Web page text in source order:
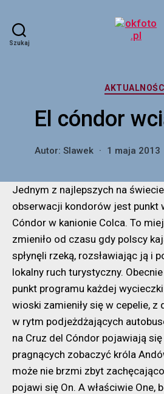
Szukaj
AKTUALNOŚCI
El cóndor
Autor: Slawek 1 maja 2013
Jednym z najlepszych na
obserwacji kondorów jest punkt
Cóndor w kanionie Colca. To
zmieniło od czasu gdy polscy
spłynęli rzeką, rozsławiając ją i
lokalny ruch turystyczny.
punkt programu każdej
wioski zamieniły się w cepelie,
w rytm podjeżdżających
na Cruz del Cóndor pojawiają
pragnących zobaczyć króla
może nie brzmi zbyt
pojawi się On. A właściwie One,